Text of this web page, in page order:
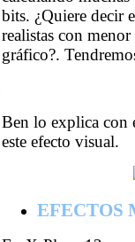
bits. ¿Quiere decir
realistas con
gráfico?.
Ben lo explica con
este efecto visual.
EFECTOS